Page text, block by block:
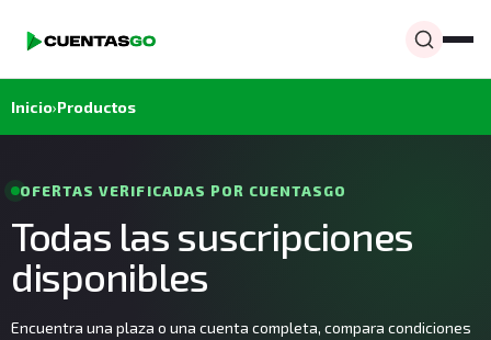
Inicio›Productos
OFERTAS VERIFICADAS POR CUENTASGO
Todas las suscripciones
disponibles
Encuentra una plaza o una cuenta completa, compara condiciones